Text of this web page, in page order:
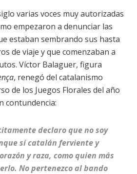
varias voces muy autorizadas
empezaron a denunciar las
estaban sembrando sus hasta
de viaje y que comenzaban a
Víctor Balaguer, figura
, renegó del catalanismo
de los Juegos Florales del año
contundencia:
declaro que no soy
sí catalán ferviente y
y raza, como quien más
No pertenezco al bando